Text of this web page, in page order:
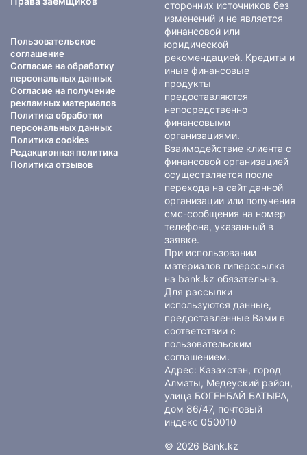
Пользовательское
соглашение
Согласие на обработку
персональных данных
Согласие на получение
рекламных материалов
Политика обработки
персональных данных
Политика cookies
Редакционная политика
Политика отзывов
сторонних источников без
изменений и не является
финансовой или
юридической
рекомендацией. Кредиты и
иные финансовые
продукты
предоставляются
непосредственно
финансовыми
организациями.
Взаимодействие клиента с
финансовой организацией
осуществляется после
перехода на сайт данной
организации или получения
смс-сообщения на номер
телефона, указанный в
заявке.
При использовании
материалов гиперссылка
на bank.kz обязательна.
Для рассылки
используются данные,
предоставленные Вами в
соответствии с
пользовательским
соглашением.
Адрес: Казахстан, город
Алматы, Медеуский район,
улица БОГЕНБАЙ БАТЫРА,
дом 86/47, почтовый
индекс 050010
© 2026 Bank.kz